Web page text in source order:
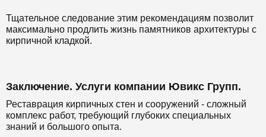
Тщательное следование этим рекомендациям позволит
максимально продлить жизнь памятников архитектуры с
кирпичной кладкой.
Заключение. Услуги компании Ювикс Групп.
Реставрация кирпичных стен и сооружений - сложный
комплекс работ, требующий глубоких специальных
знаний и большого опыта.